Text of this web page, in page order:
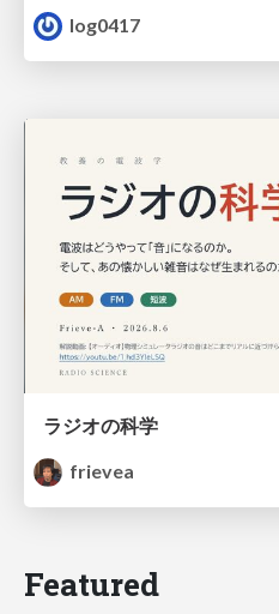
log0417
ラジオの科学
frievea
Featured